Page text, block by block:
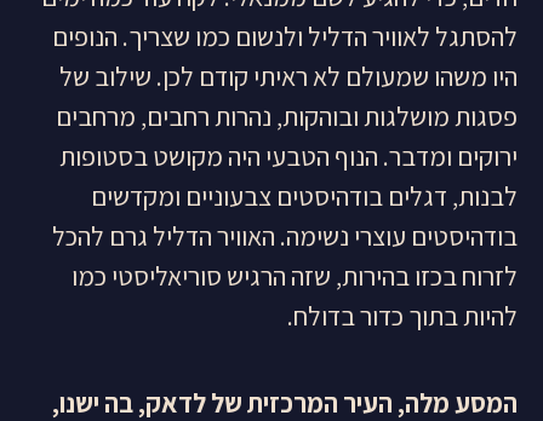
להסתגל לאוויר הדליל ולנשום כמו שצריך. הנופים
היו משהו שמעולם לא ראיתי קודם לכן. שילוב של
פסגות מושלגות ובוהקות, נהרות רחבים, מרחבים
ירוקים ומדבר. הנוף הטבעי היה מקושט בסטופות
לבנות, דגלים בודהיסטים צבעוניים ומקדשים
בודהיסטים עוצרי נשימה. האוויר הדליל גרם להכל
לזרוח בכזו בהירות, שזה הרגיש סוריאליסטי כמו
להיות בתוך כדור בדולח.
המסע מלה, העיר המרכזית של לדאק, בה ישנו,